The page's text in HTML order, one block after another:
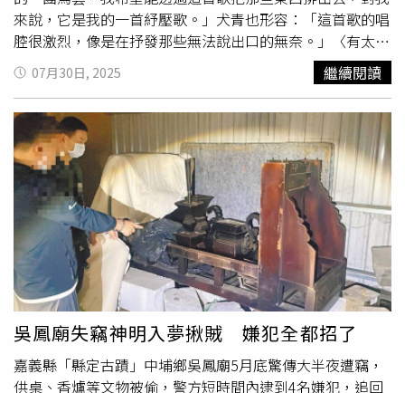
來說，它是我的一首紓壓歌。」犬青也形容：「這首歌的唱
腔很激烈，像是在抒發那些無法說出口的無奈。」〈有太多
不能講〉MV取景自曼谷
，結合無人機空拍與高規
格CG特效，打造極具電影感的視覺張力，拍攝現場緊張感
十足，雲安站上四層樓高的廢棄工廠鏤空平台上帥氣飆琴，
特效爆破玻璃瞬間搭配暴風，一秒進入動作片場景。雲安笑
說：「我站在制高點，雖然看起來很鎮定耍帥，但其實樓梯
很晃有點腿軟，我根本不敢太大動作，所以我剛剛彈琴上半
身看起來很激昂，但其實下半身是定格的！」告五人被泰國
美食吸引。（圖／相信音樂提供）除了拍攝挑戰，現場也充
滿「泰」式魅力，劇組直接在片場開伙，讓團員們宛如在辦
桌，大家大啖泰式烤肉、青木瓜絲與泰奶。不僅有道地美
食，犬青還在超市嚐鮮熱帶水果「蛇皮果」，酸甜脆嫩的口
感讓她愛不釋手，但「獨特」的氣味感受兩極，讓雲安與哲
謙連忙說：「快離我們遠一點！」〈有太多不能講〉歌曲首
度融入歌劇式唱腔、軍鼓及Marching Band（行進樂隊）元
素，從單一樂器逐步堆疊到大合奏，催發情緒爆發，強化內
07月30日, 2025 繼續閱讀
吳鳳廟失竊神明入夢揪賊 嫌犯全都招了
嘉義縣「縣定古蹟」中埔鄉吳鳳廟5月底驚傳大半夜遭竊，
供桌、香爐等文物被偷，警方短時間內逮到4名嫌犯，追回